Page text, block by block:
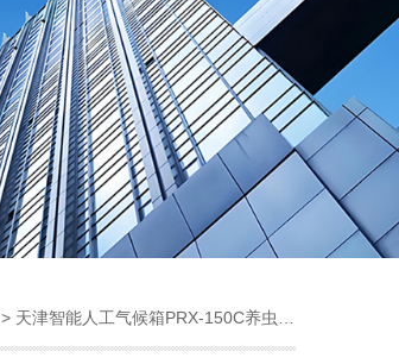
> 天津智能人工气候箱PRX-150C养虫设备箱80升